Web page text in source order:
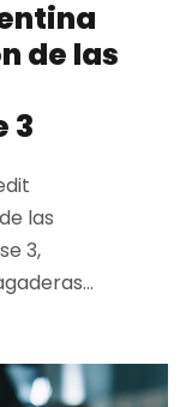
de las
3
las
3,